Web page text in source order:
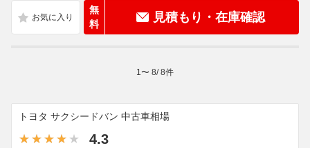
無
料
見積もり・在庫確認
1 〜 8/8件
トヨタ サクシードバン 中古車相場
4.3